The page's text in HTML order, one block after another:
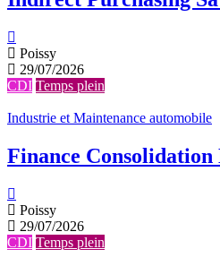
Poissy
29/07/2026
CDI Temps plein
Industrie et Maintenance automobile
Finance
Poissy
29/07/2026
CDI Temps plein